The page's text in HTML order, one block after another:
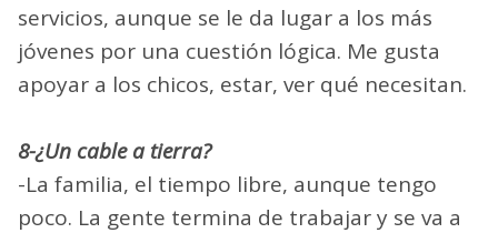
servicios, aunque se le da lugar a los más
jóvenes por una cuestión lógica. Me gusta
apoyar a los chicos, estar, ver qué necesitan.
8-¿Un cable a tierra?
-La familia, el tiempo libre, aunque tengo
poco. La gente termina de trabajar y se va a